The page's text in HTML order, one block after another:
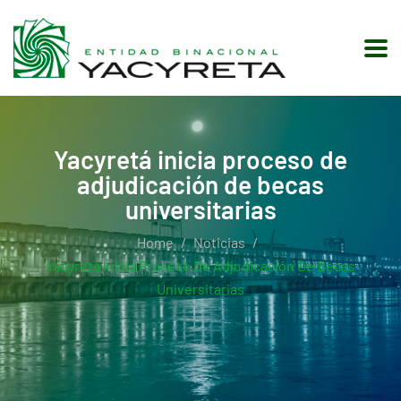
Yacyretá inicia proceso de
adjudicación de becas
universitarias
Home
Noticias
Yacyretá Inicia Proceso De Adjudicación De Becas
Universitarias